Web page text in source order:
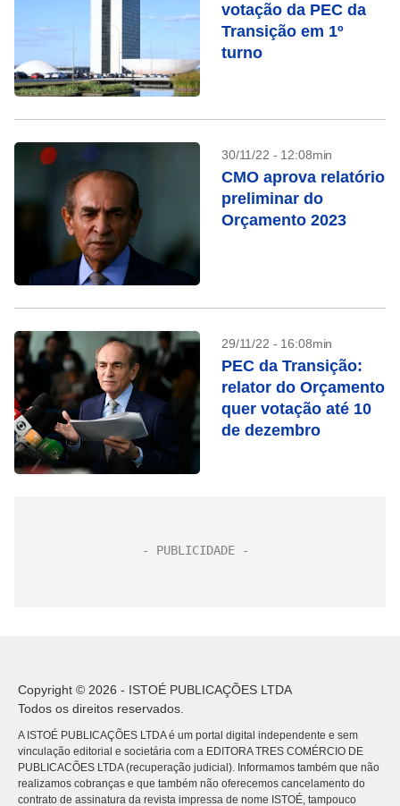
votação da PEC da
Transição em 1º
turno
30/11/22 - 12:08min
CMO aprova relatório
preliminar do
Orçamento 2023
29/11/22 - 16:08min
PEC da Transição:
relator do Orçamento
quer votação até 10
de dezembro
Copyright © 2026 - ISTOÉ PUBLICAÇÕES LTDA
Todos os direitos reservados.
A ISTOÉ PUBLICAÇÕES LTDA é um portal digital independente e sem
vinculação editorial e societária com a EDITORA TRES COMÉRCIO DE
PUBLICACÕES LTDA (recuperação judicial). Informamos também que não
realizamos cobranças e que também não oferecemos cancelamento do
contrato de assinatura da revista impressa de nome ISTOÉ, tampouco